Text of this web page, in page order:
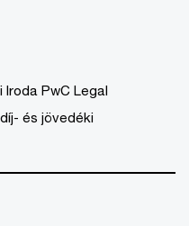
PwC Legal
és jövedéki